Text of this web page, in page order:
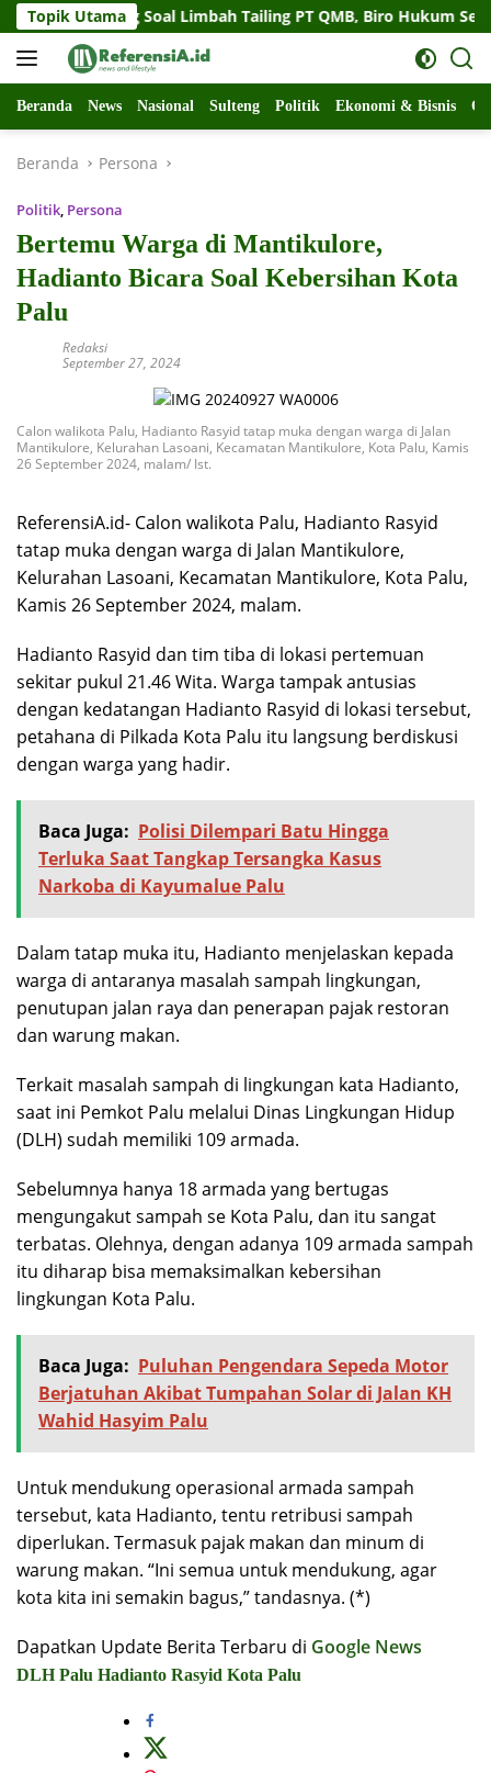
Langsung
ke
konten
Topik Utama
Sulteng Soal Limbah Tailing PT QMB, Biro Hukum Sebut
Beranda News Nasional Sulteng Politik Ekonomi & Bisnis
Beranda Persona
Politik, Persona
Bertemu Warga di Mantikulore,
Hadianto Bicara Soal Kebersihan Kota
Palu
Redaksi
September 27, 2024
Calon walikota Palu, Hadianto Rasyid tatap muka dengan warga di Jalan
Mantikulore, Kelurahan Lasoani, Kecamatan Mantikulore, Kota Palu, Kamis
26 September 2024, malam/ Ist.
ReferensiA.id- Calon walikota Palu, Hadianto Rasyid
tatap muka dengan warga di Jalan Mantikulore,
Kelurahan Lasoani, Kecamatan Mantikulore, Kota Palu,
Kamis 26 September 2024, malam.
Hadianto Rasyid dan tim tiba di lokasi pertemuan
sekitar pukul 21.46 Wita. Warga tampak antusias
dengan kedatangan Hadianto Rasyid di lokasi tersebut,
petahana di Pilkada Kota Palu itu langsung berdiskusi
dengan warga yang hadir.
Baca Juga: Polisi Dilempari Batu Hingga
Terluka Saat Tangkap Tersangka Kasus
Narkoba di Kayumalue Palu
Dalam tatap muka itu, Hadianto menjelaskan kepada
warga di antaranya masalah sampah lingkungan,
penutupan jalan raya dan penerapan pajak restoran
dan warung makan.
Terkait masalah sampah di lingkungan kata Hadianto,
saat ini Pemkot Palu melalui Dinas Lingkungan Hidup
(DLH) sudah memiliki 109 armada.
Sebelumnya hanya 18 armada yang bertugas
mengungakut sampah se Kota Palu, dan itu sangat
terbatas. Olehnya, dengan adanya 109 armada sampah
itu diharap bisa memaksimalkan kebersihan
lingkungan Kota Palu.
Baca Juga: Puluhan Pengendara Sepeda Motor
Berjatuhan Akibat Tumpahan Solar di Jalan KH
Wahid Hasyim Palu
Untuk mendukung operasional armada sampah
tersebut, kata Hadianto, tentu retribusi sampah
diperlukan. Termasuk pajak makan dan minum di
warung makan. “Ini semua untuk mendukung, agar
kota kita ini semakin bagus,” tandasnya. (*)
Dapatkan Update Berita Terbaru di Google News
DLH Palu Hadianto Rasyid Kota Palu